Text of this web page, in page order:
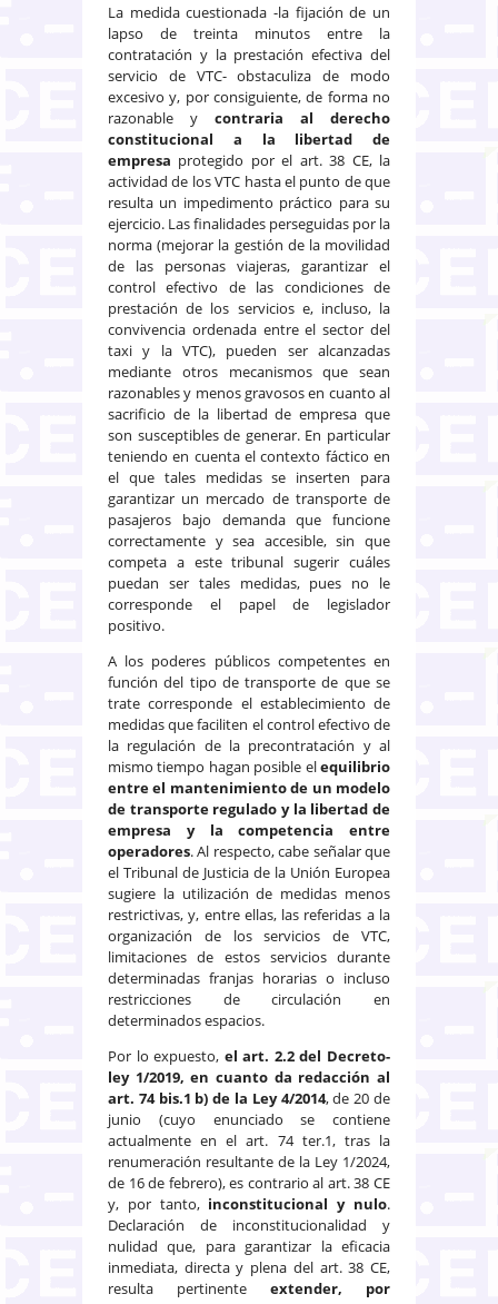
La medida cuestionada -la fijación de un
lapso de treinta minutos entre la
contratación y la prestación efectiva del
servicio de VTC- obstaculiza de modo
excesivo y, por consiguiente, de forma no
razonable y contraria al derecho
constitucional a la libertad de
empresa protegido por el art. 38 CE, la
actividad de los VTC hasta el punto de que
resulta un impedimento práctico para su
ejercicio. Las finalidades perseguidas por la
norma (mejorar la gestión de la movilidad
de las personas viajeras, garantizar el
control efectivo de las condiciones de
prestación de los servicios e, incluso, la
convivencia ordenada entre el sector del
taxi y la VTC), pueden ser alcanzadas
mediante otros mecanismos que sean
razonables y menos gravosos en cuanto al
sacrificio de la libertad de empresa que
son susceptibles de generar. En particular
teniendo en cuenta el contexto fáctico en
el que tales medidas se inserten para
garantizar un mercado de transporte de
pasajeros bajo demanda que funcione
correctamente y sea accesible, sin que
competa a este tribunal sugerir cuáles
puedan ser tales medidas, pues no le
corresponde el papel de legislador
positivo.
A los poderes públicos competentes en
función del tipo de transporte de que se
trate corresponde el establecimiento de
medidas que faciliten el control efectivo de
la regulación de la precontratación y al
mismo tiempo hagan posible elequilibrio
entre el mantenimiento de un modelo
de transporte regulado y la libertad de
empresa y la competencia entre
operadores. Al respecto, cabe señalar que
el Tribunal de Justicia de la Unión Europea
sugiere la utilización de medidas menos
restrictivas, y, entre ellas, las referidas a la
organización de los servicios de VTC,
limitaciones de estos servicios durante
determinadas franjas horarias o incluso
restricciones de circulación en
determinados espacios.
Por lo expuesto, el art. 2.2 del Decreto-
ley 1/2019, en cuanto da redacción al
art. 74 bis.1 b) de la Ley 4/2014, de 20 de
junio (cuyo enunciado se contiene
actualmente en el art. 74 ter.1, tras la
renumeración resultante de la Ley 1/2024,
de 16 de febrero), es contrario al art. 38 CE
y, por tanto, inconstitucional y nulo.
Declaración de inconstitucionalidad y
nulidad que, para garantizar la eficacia
inmediata, directa y plena del art. 38 CE,
resulta pertinente extender, por